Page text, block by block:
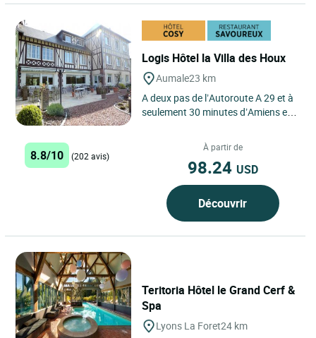
Logis Hôtel la Villa des Houx
Aumale23 km
A deux pas de l’Autoroute A 29 et à
seulement 30 minutes d’Amiens et
8.8/10 (202 avis)
À partir de
98.24 USD
Découvrir
Teritoria Hôtel le Grand Cerf &
Spa
Lyons La Foret24 km